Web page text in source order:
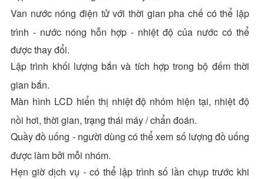
Van nước nóng điện tử với thời gian pha chế có thể lập
trình - nước nóng hỗn hợp - nhiệt độ của nước có thể
được thay đổi.
Lập trình khối lượng bắn và tích hợp trong bộ đếm thời
gian bắn.
Màn hình LCD hiển thị nhiệt độ nhóm hiện tại, nhiệt độ
nồi hơi, thời gian, trạng thái máy / chẩn đoán.
Quầy đồ uống - người dùng có thể xem số lượng đồ uống
được làm bởi mỗi nhóm.
Hẹn giờ dịch vụ - có thể lập trình số lần chụp trước khi